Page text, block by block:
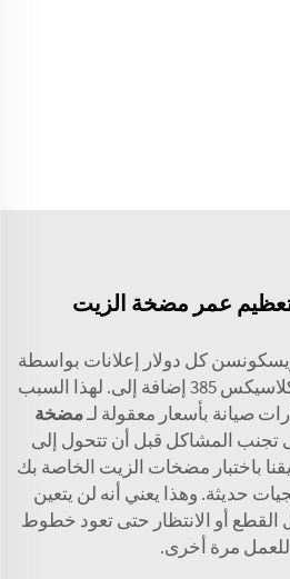
عمر مضخة الزيت
كل دولار إعلانات بواسطة
ترافيك جانكي كلوكيورك كلاسيكس 385 إضافة إلى. لهذا السبب
صيانة بأسعار معقولة لـمضخة
تجنب المشاكل قبل أن تتحول إلى
باختبار مضخات الزيت الخاصة بك
حديثة. وهذا يعني أنه لن يتعين
القطع أو الانتظار حتى تعود خطوط
للعمل مرة أخرى.